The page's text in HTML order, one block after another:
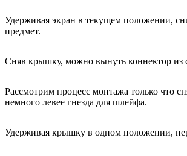
Удерживая экран в текущем положении,
предмет.
Сняв крышку, можно вынуть коннектор из
Рассмотрим процесс монтажа только что
немного левее гнезда для шлейфа.
Удерживая крышку в одном положении,